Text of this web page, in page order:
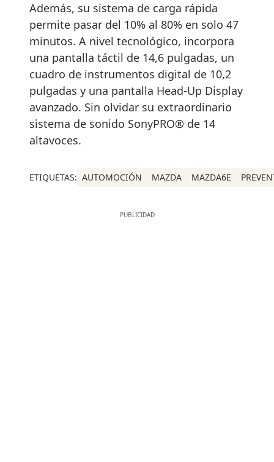
Además, su sistema de carga rápida
permite pasar del 10% al 80% en solo 47
minutos. A nivel tecnológico, incorpora
una pantalla táctil de 14,6 pulgadas, un
cuadro de instrumentos digital de 10,2
pulgadas y una pantalla Head-Up Display
avanzado. Sin olvidar su extraordinario
sistema de sonido SonyPRO® de 14
altavoces.
ETIQUETAS: AUTOMOCIÓN MAZDA MAZDA6E